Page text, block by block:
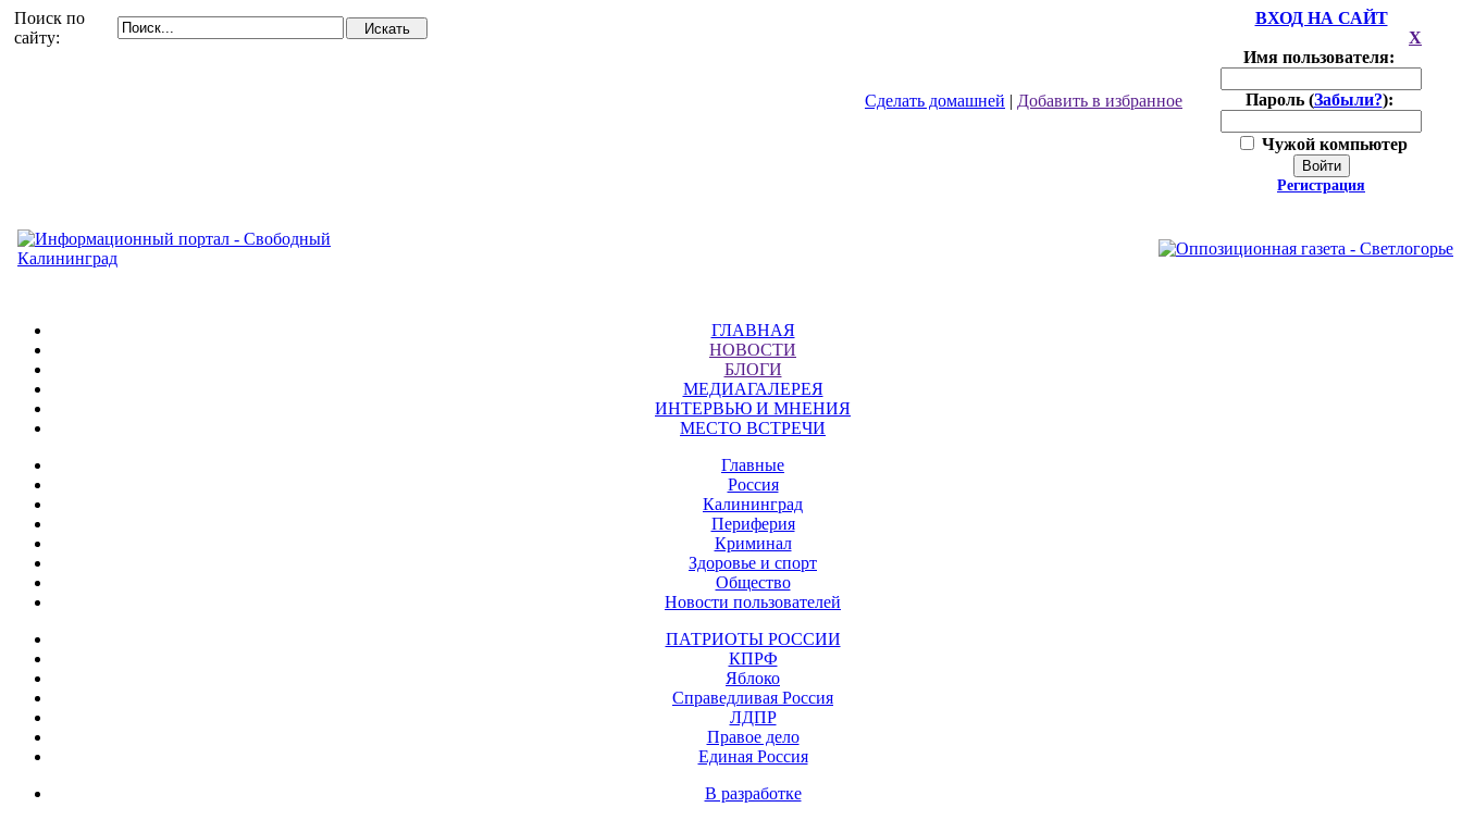
Поиск по
сайту:
Сделать домашней | Добавить в избранное
ВХОД НА САЙТ
X
Имя пользователя:
Пароль (Забыли?):
Чужой компьютер
Войти
Регистрация
ГЛАВНАЯ
НОВОСТИ
БЛОГИ
МЕДИАГАЛЕРЕЯ
ИНТЕРВЬЮ И МНЕНИЯ
МЕСТО ВСТРЕЧИ
Главные
Россия
Калининград
Периферия
Криминал
Здоровье и спорт
Общество
Новости пользователей
ПАТРИОТЫ РОССИИ
КПРФ
Яблоко
Справедливая Россия
ЛДПР
Правое дело
Единая Россия
В разработке